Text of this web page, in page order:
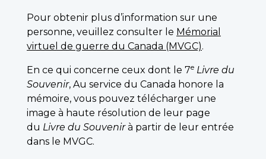
Pour obtenir plus d’information sur une
personne, veuillez consulter le Mémorial
virtuel de guerre du Canada (MVGC).
En ce qui concerne ceux dont le 7e Livre du
Souvenir, Au service du Canada honore la
mémoire, vous pouvez télécharger une
image à haute résolution de leur page
du Livre du Souvenirà partir de leur entrée
dans le MVGC.